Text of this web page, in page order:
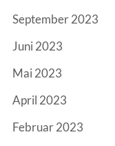
September 2023
Juni 2023
Mai 2023
April 2023
Februar 2023